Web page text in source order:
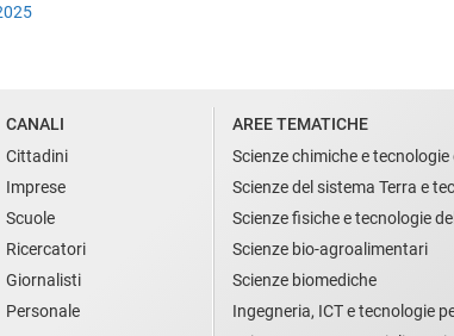
CANALI
Cittadini
Imprese
Scuole
Ricercatori
Giornalisti
Personale
AREE TEMATICHE
Scienze chimiche e
Scienze del sistema Terra e
Scienze fisiche e tecnologie
Scienze bio-agroalimentari
Scienze biomediche
Ingegneria, ICT e tecnologie